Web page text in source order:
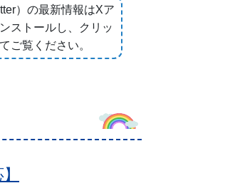
）の最新情報はXア
ストールし、クリッ
ご覧ください。